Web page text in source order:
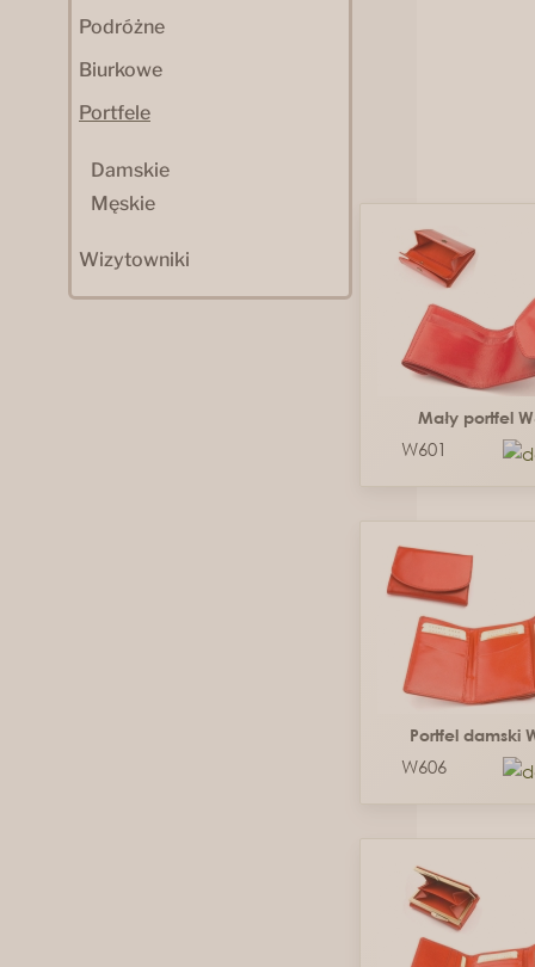
Podróżne
Biurkowe
Portfele
Damskie
Męskie
Wizytowniki
Mały portfel
W601
Portfel damski
W606